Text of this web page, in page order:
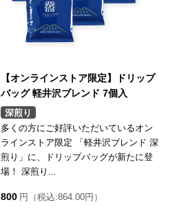
【オンラインストア限定】ドリップ
バッグ 軽井沢ブレンド 7個入
深煎り
多くの方にご好評いただいているオン
ラインストア限定 「軽井沢ブレンド 深
煎り」に、ドリップバッグが新たに登
場！ 深煎り...
800 円（税込:864.00円）